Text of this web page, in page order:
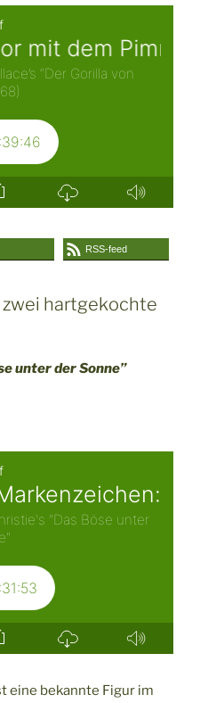
RSS-feed
hartgekochte
unter der Sonne”
eine bekannte Figur im